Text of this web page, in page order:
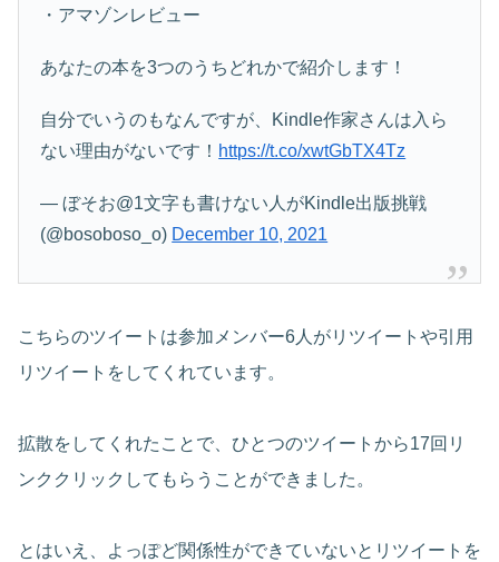
・アマゾンレビュー
あなたの本を3つのうちどれかで紹介します！
自分でいうのもなんですが、Kindle作家さんは入ら
ない理由がないです！ https://t.co/xwtGbTX4Tz
— ぼそお@1文字も書けない人がKindle出版挑戦
(@bosoboso_o) December 10, 2021
こちらのツイートは参加メンバー6人がリツイートや引用
リツイートをしてくれています。
拡散をしてくれたことで、ひとつのツイートから17回リ
ンククリックしてもらうことができました。
とはいえ、よっぽど関係性ができていないとリツイートを